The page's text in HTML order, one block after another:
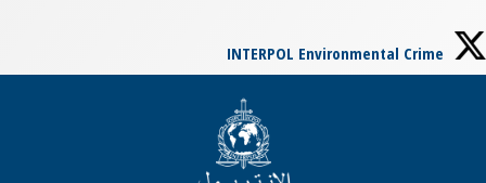
INTERPOL Environmental Crime